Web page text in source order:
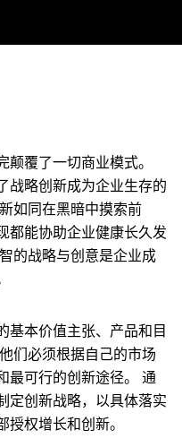
覆了一切商业模式。
战略创新成为企业生存的
如同在黑暗中摸索前
都能协助企业健康长久发
的战略与创意是企业成
基本价值主张、产品和目
们必须根据自己的市场
最可行的创新途径。 通
定创新战略，以具体落实
权增长和创新。